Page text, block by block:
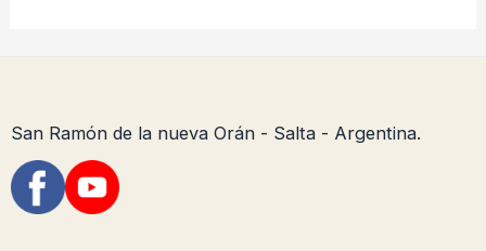
San Ramón de la nueva Orán - Salta - Argentina.